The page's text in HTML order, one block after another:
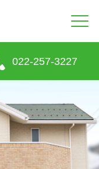
022-257-3227